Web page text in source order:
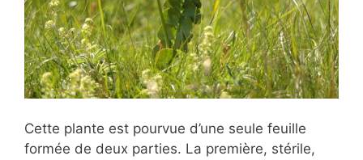
Cette plante est pourvue d’une seule feuille
formée de deux parties. La première, stérile,